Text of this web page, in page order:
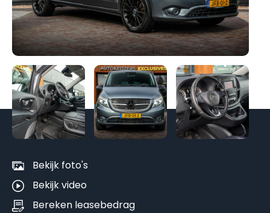
Bekijk foto's
Bekijk video
Bereken leasebedrag